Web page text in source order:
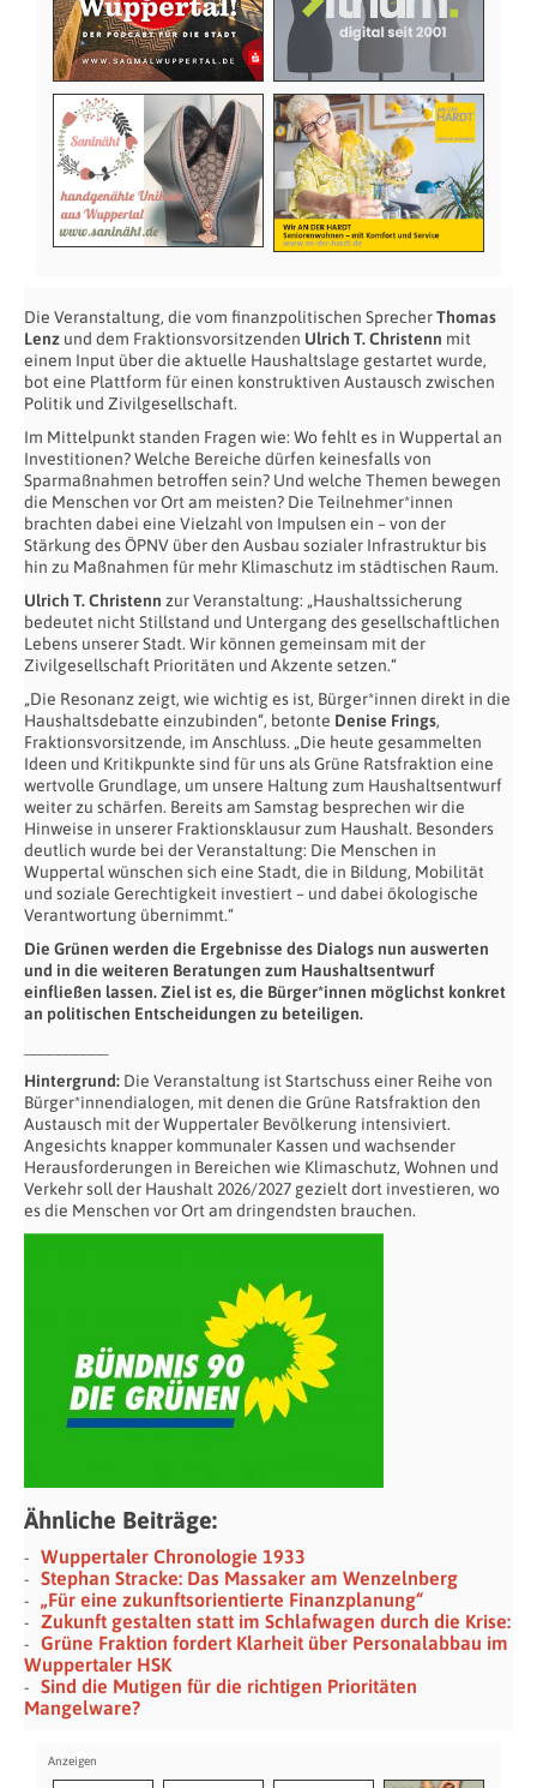
Die Veranstaltung, die vom finanzpolitischen SprecherThomas
Lenz und dem Fraktionsvorsitzenden Ulrich T. Christenn mit
einem Input über die aktuelle Haushaltslage gestartet wurde,
bot eine Plattform für einen konstruktiven Austausch zwischen
Politik und Zivilgesellschaft.
Im Mittelpunkt standen Fragen wie: Wo fehlt es in Wuppertal an
Investitionen? Welche Bereiche dürfen keinesfalls von
Sparmaßnahmen betroffen sein? Und welche Themen bewegen
die Menschen vor Ort am meisten? Die Teilnehmer*innen
brachten dabei eine Vielzahl von Impulsen ein – von der
Stärkung des ÖPNV über den Ausbau sozialer Infrastruktur bis
hin zu Maßnahmen für mehr Klimaschutz im städtischen Raum.
Ulrich T. Christenn zur Veranstaltung: „Haushaltssicherung
bedeutet nicht Stillstand und Untergang des gesellschaftlichen
Lebens unserer Stadt. Wir können gemeinsam mit der
Zivilgesellschaft Prioritäten und Akzente setzen.“
„Die Resonanz zeigt, wie wichtig es ist, Bürger*innen direkt in die
Haushaltsdebatte einzubinden“, betonte Denise Frings,
Fraktionsvorsitzende, im Anschluss. „Die heute gesammelten
Ideen und Kritikpunkte sind für uns als Grüne Ratsfraktion eine
wertvolle Grundlage, um unsere Haltung zum Haushaltsentwurf
weiter zu schärfen. Bereits am Samstag besprechen wir die
Hinweise in unserer Fraktionsklausur zum Haushalt. Besonders
deutlich wurde bei der Veranstaltung: Die Menschen in
Wuppertal wünschen sich eine Stadt, die in Bildung, Mobilität
und soziale Gerechtigkeit investiert – und dabei ökologische
Verantwortung übernimmt.“
Die Grünen werden die Ergebnisse des Dialogs nun auswerten
und in die weiteren Beratungen zum Haushaltsentwurf
einfließen lassen. Ziel ist es, die Bürger*innen möglichst konkret
an politischen Entscheidungen zu beteiligen.
Hintergrund: Die Veranstaltung ist Startschuss einer Reihe von
Bürger*innendialogen, mit denen die Grüne Ratsfraktion den
Austausch mit der Wuppertaler Bevölkerung intensiviert.
Angesichts knapper kommunaler Kassen und wachsender
Herausforderungen in Bereichen wie Klimaschutz, Wohnen und
Verkehr soll der Haushalt 2026/2027 gezielt dort investieren, wo
es die Menschen vor Ort am dringendsten brauchen.
Ähnliche Beiträge:
Wuppertaler Chronologie 1933
Stephan Stracke: Das Massaker am Wenzelnberg
„Für eine zukunftsorientierte Finanzplanung“
Zukunft gestalten statt im Schlafwagen durch die Krise:
Grüne Fraktion fordert Klarheit über Personalabbau im
Wuppertaler HSK
Sind die Mutigen für die richtigen Prioritäten
Mangelware?